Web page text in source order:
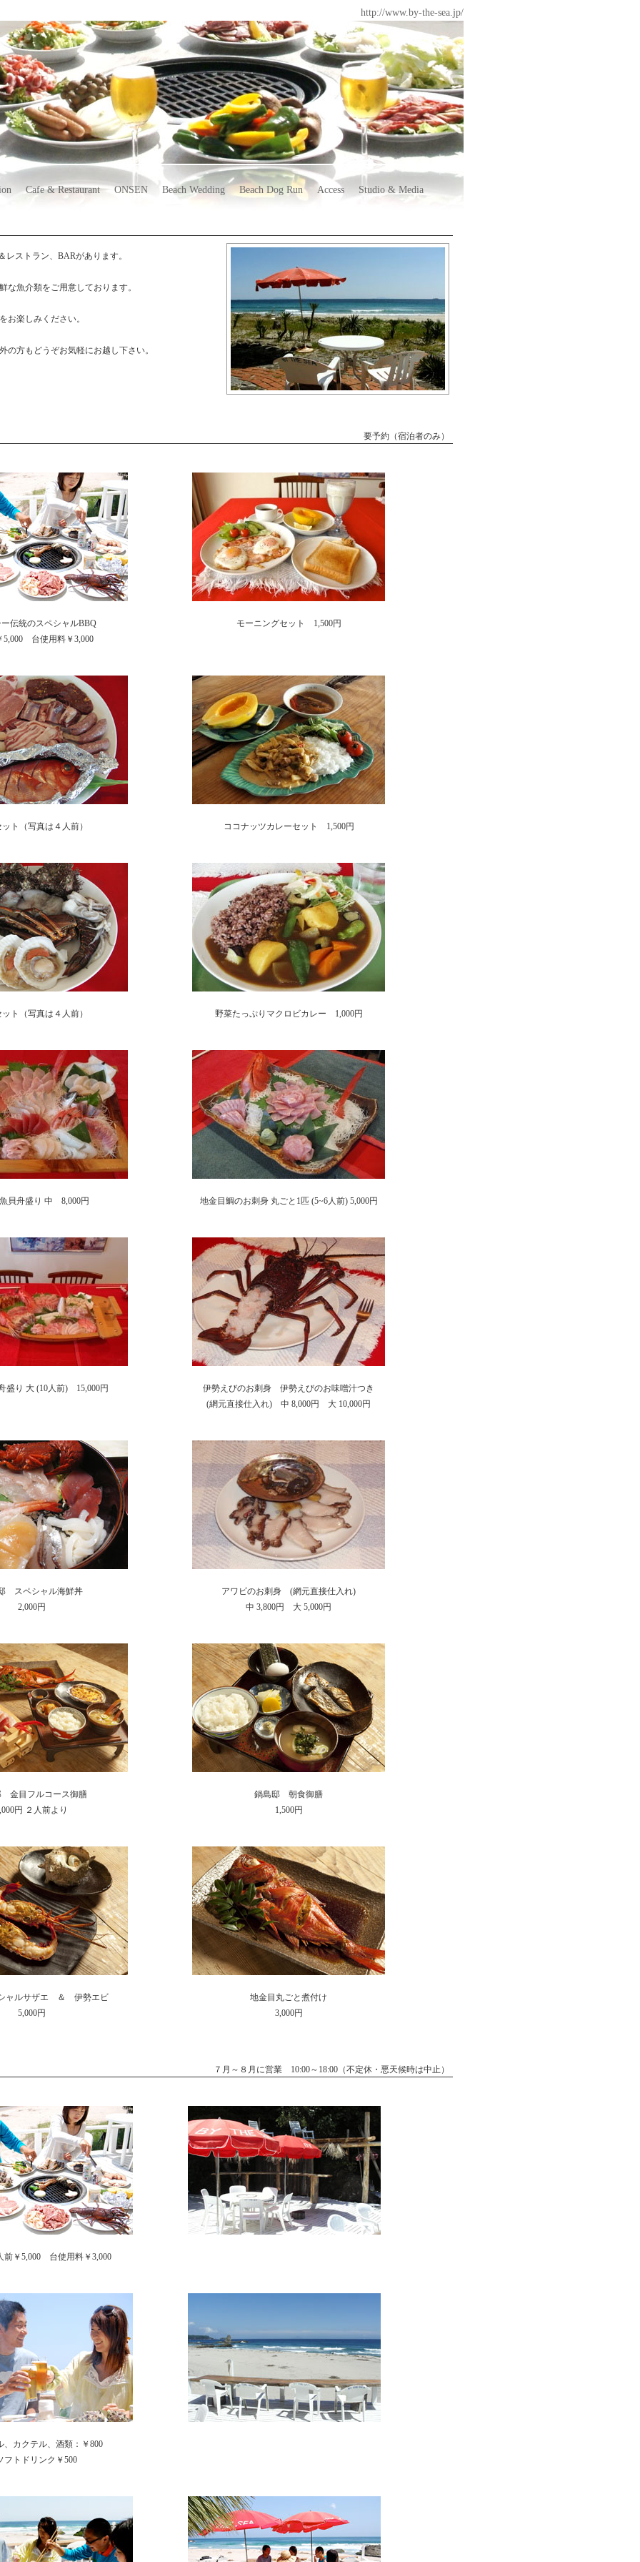
http://www.by-the-sea.jp/
Cafe & Restaurant ONSEN Beach Wedding Beach Dog Run Access Studio & Media
レストラン、BARがあります。
な魚介類をご用意しております。
お楽しみください。
の方もどうぞお気軽にお越し下さい。
要予約（宿泊者のみ）
伝統のスペシャルBBQ
5,000 台使用料￥3,000
モーニングセット 1,500円
ト（写真は４人前） ココナッツカレーセット 1,500円
ト（写真は４人前） 野菜たっぷりマクロビカレー 1,000円
貝舟盛り 中 8,000円 地金目鯛のお刺身 丸ごと1匹 (5~6人前) 5,000円
盛り 大 (10人前) 15,000円
伊勢えびのお刺身 伊勢えびのお味噌汁つき
(網元直接仕入れ) 中 8,000円 大 10,000円
スペシャル海鮮丼
2,000円
アワビのお刺身 (網元直接仕入れ)
中 3,800円 大 5,000円
金目フルコース御膳
円 ２人前より
鍋島邸 朝食御膳
1,500円
ャルサザエ ＆ 伊勢エビ
5,000円
地金目丸ごと煮付け
3,000円
７月～８月に営業 10:00～18:00（不定休・悪天候時は中止）
前￥5,000 台使用料￥3,000
、カクテル、酒類：￥800
フトドリンク￥500